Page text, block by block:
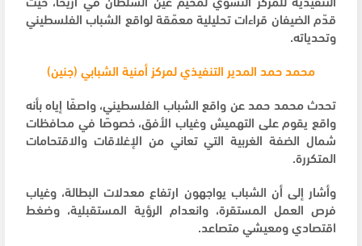
قدّم الضيفان قراءات تحليلية معمّقة لواقع الشباب الفلسطيني
وتحدياته.
محمد حمد المدير التنفيذي لمركز أمنية الشبابي (جنين)
تحدث محمد حمد عن واقع الشباب الفلسطيني، واصفًا إياه بأنه
واقع يقوم على التهميش وغياب الأفق، خصوصًا في محافظات
شمال الضفة الغربية التي تعاني من الإغلاقات والاقتحامات
المتكررة.
وأشار إلى أن الشباب يواجهون ارتفاع معدلات البطالة، وغياب
فرص العمل المستقرة، وانعدام الرؤية المستقبلية، وضغط
اقتصادي ومعيشي متصاعد.